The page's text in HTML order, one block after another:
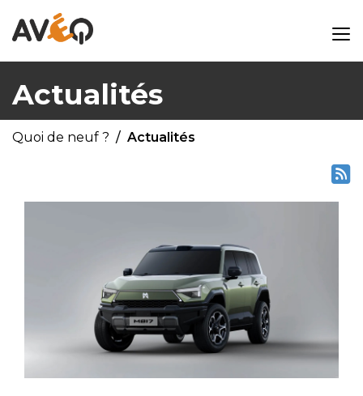
Actualités
Quoi de neuf ? Actualités